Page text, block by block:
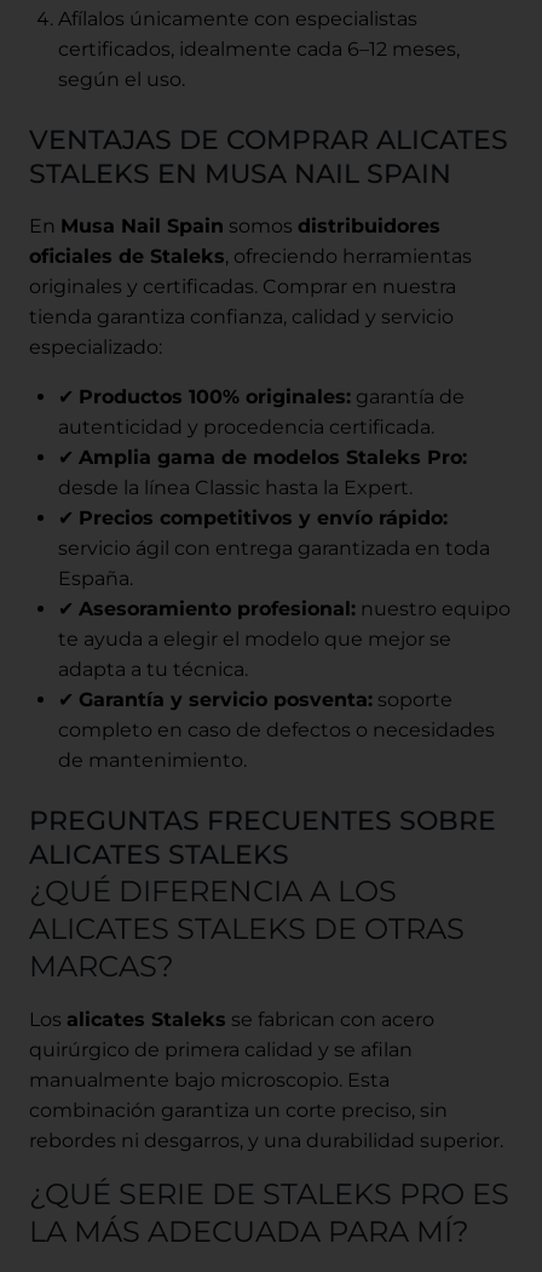
Afílalos únicamente con especialistas
certificados, idealmente cada 6–12 meses,
según el uso.
VENTAJAS DE COMPRAR ALICATES
STALEKS EN MUSA NAIL SPAIN
En Musa Nail Spain somos distribuidores
oficiales de Staleks, ofreciendo herramientas
originales y certificadas. Comprar en nuestra
tienda garantiza confianza, calidad y servicio
especializado:
✔ Productos 100% originales: garantía de
autenticidad y procedencia certificada.
✔ Amplia gama de modelos Staleks Pro:
desde la línea Classic hasta la Expert.
✔ Precios competitivos y envío rápido:
servicio ágil con entrega garantizada en toda
España.
✔ Asesoramiento profesional: nuestro equipo
te ayuda a elegir el modelo que mejor se
adapta a tu técnica.
✔ Garantía y servicio posventa: soporte
completo en caso de defectos o necesidades
de mantenimiento.
PREGUNTAS FRECUENTES SOBRE
ALICATES STALEKS
¿QUÉ DIFERENCIA A LOS
ALICATES STALEKS DE OTRAS
MARCAS?
Los alicates Staleks se fabrican con acero
quirúrgico de primera calidad y se afilan
manualmente bajo microscopio. Esta
combinación garantiza un corte preciso, sin
rebordes ni desgarros, y una durabilidad superior.
¿QUÉ SERIE DE STALEKS PRO ES
LA MÁS ADECUADA PARA MÍ?